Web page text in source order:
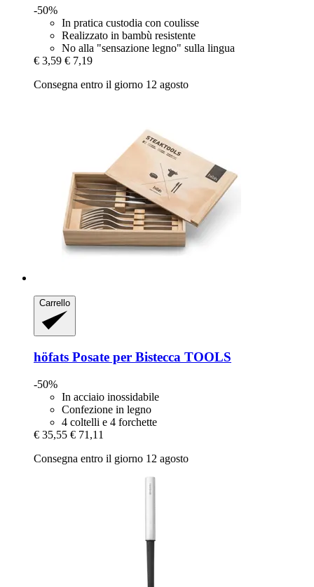
-50%
In pratica custodia con coulisse
Realizzato in bambù resistente
No alla "sensazione legno" sulla lingua
€ 3,59 € 7,19
Consegna entro il giorno 12 agosto
Carrello
höfats Posate per Bistecca TOOLS
-50%
In acciaio inossidabile
Confezione in legno
4 coltelli e 4 forchette
€ 35,55 € 71,11
Consegna entro il giorno 12 agosto